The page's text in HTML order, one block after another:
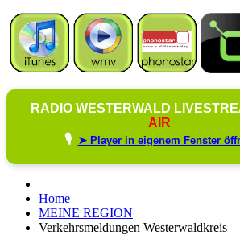
RADIO WESTERWALD
AIR
🎙️ ➤ Player in eigenem Fenster
Home
MEINE REGION
Verkehrsmeldungen Westerwaldkreis